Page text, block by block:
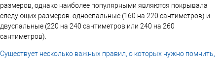
размеров, однако наиболее популярными являются покрывала
следующих размеров: односпальные (160 на 220 сантиметров) и
двуспальные (220 на 240 сантиметров или 240 на 260
сантиметров).
Существует несколько важных правил, о которых нужно помнить,